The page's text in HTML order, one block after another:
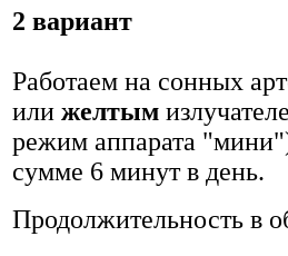
2 вариант
Работаем на сонных
или желтым
режим аппарата
сумме 6 минут в день.
Продолжительность в